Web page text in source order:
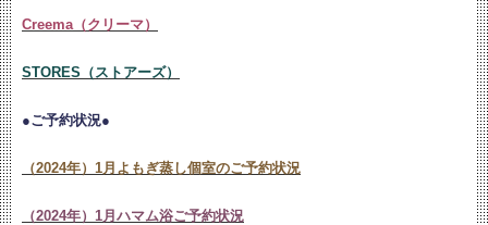
Creema（クリーマ）
STORES（ストアーズ）
●ご予約状況●
（2024年）1月よもぎ蒸し個室のご予約状況
（2024年）1月ハマム浴ご予約状況